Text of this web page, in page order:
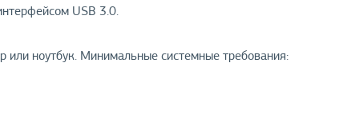
USB 3.0.
ноутбук. Минимальные системные требования: